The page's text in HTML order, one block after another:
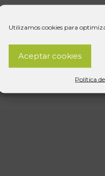
Utilizamos cookies para
Aceptar cookies
Política
publicada.
Los